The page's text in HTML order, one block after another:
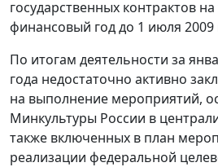
государственных контрактов
финансовый год до 1 июля 2009
По итогам деятельности за
года недостаточно активно
на выполнение мероприятий,
Минкультуры России в
также включенных в план
реализации федеральной